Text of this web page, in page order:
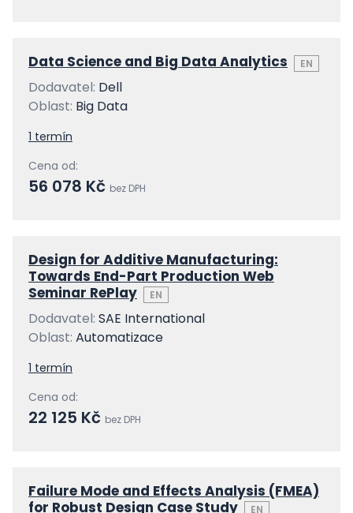
Data Science and Big Data Analytics EN
Dodavatel: Dell
Oblast: Big Data
1 termín
Cena od:
56 078 Kč bez DPH
Design for Additive Manufacturing:
Towards End-Part Production Web
Seminar RePlay
EN
Dodavatel: SAE International
Oblast: Automatizace
1 termín
Cena od:
22 125 Kč bez DPH
Failure Mode and Effects Analysis (FMEA)
for Robust Design Case Study
EN